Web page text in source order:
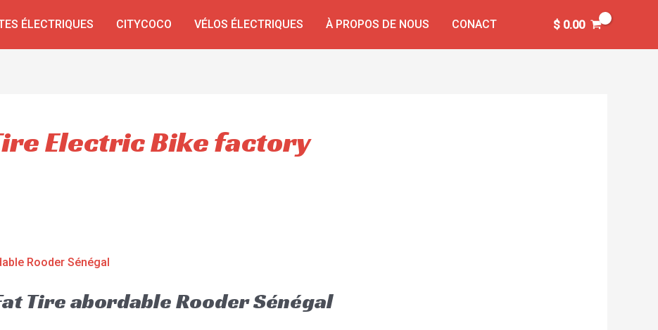
ÉLECTRIQUES CITYCOCO VÉLOS ÉLECTRIQUES À PROPOS DE NOUS CONACT $0.00
Electric Bike factory
Tire abordable Rooder Sénégal